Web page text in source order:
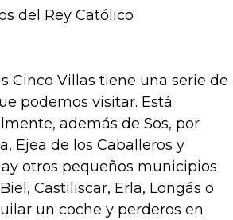
Cinco Villas tiene una serie de
podemos visitar. Está
además de Sos, por
Ejea de los Caballeros y
otros pequeños municipios
Castiliscar, Erla, Longás o
un coche y perderos en